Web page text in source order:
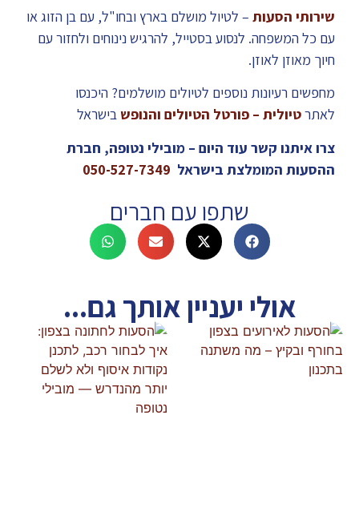
שירותי הסעות – לטיול מושלם בארץ ובחו"ל, עם בן הזוג או
עם כל המשפחה. לנסוע בסטייל, להרגיש נינוחים ולחזור עם
חיוך מאוזן לאוזן.
מחפשים רעיונות נוספים לטיולים מושלמים? היכנסו
לאתרטיולית – פורטל הטיולים והנופשבישראל
צרו איתנו קשר עוד היום – מובילי נטופה, חברת
ההסעות המומלצת בישראל 050-527-7349
שתפו עם חברים
אולי יעניין אותך גם...